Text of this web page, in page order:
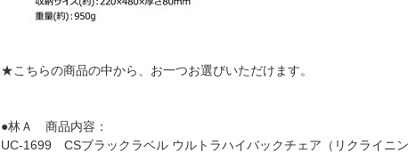
★こちらの商品の中から、お一つお選びいただけます。
●林Ａ 商品内容：
UC-1699 CSブラックラベル ウルトラハイバックチェア（リクライニ